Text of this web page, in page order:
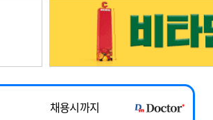
지필공 지원책
수련환경 개선
의과대학 입시
정책/통계 공시
~2026-08-31
채용시까지
채용시까지